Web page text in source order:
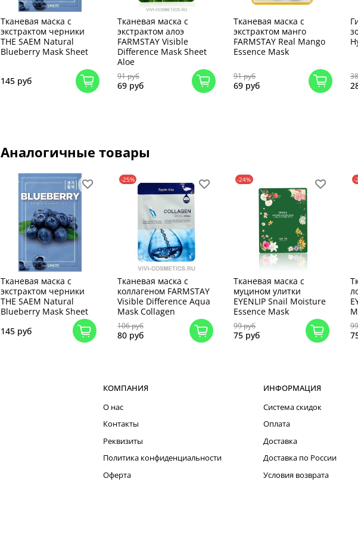
Тканевая маска с
экстрактом черники
THE SAEM Natural
Blueberry Mask Sheet
145 руб
Тканевая маска с
экстрактом алоэ
FARMSTAY Visible
Difference Mask Sheet
Aloe
91 руб
69 руб
Тканевая маска с
экстрактом манго
FARMSTAY Real Mango
Essence Mask
91 руб
69 руб
Аналогичные товары
Тканевая маска с
экстрактом черники
THE SAEM Natural
Blueberry Mask Sheet
145 руб
-25%
Тканевая маска с
коллагеном FARMSTAY
Visible Difference Aqua
Mask Collagen
106 руб
80 руб
-24%
Тканевая маска с
муцином улитки
EYENLIP Snail Moisture
Essence Mask
99 руб
75 руб
-
КОМПАНИЯ
О нас
Контакты
Реквизиты
Политика конфиденциальности
Оферта
ИНФОРМАЦИЯ
Система скидок
Оплата
Доставка
Доставка по России
Условия возврата